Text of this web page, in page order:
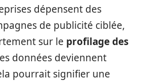
dépensent des
de publicité ciblée,
sur le profilage des
données deviennent
pourrait signifier une